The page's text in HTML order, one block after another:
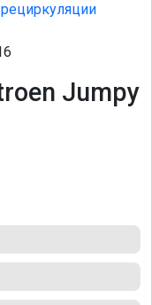
Jumpy